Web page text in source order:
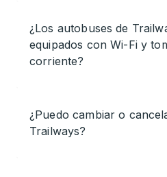
¿Los autobuses de
equipados con Wi-Fi y
corriente?
¿Puedo cambiar o
Trailways?